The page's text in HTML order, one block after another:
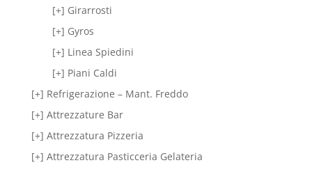
[+] Girarrosti
[+] Gyros
[+] Linea Spiedini
[+] Piani Caldi
[+] Refrigerazione – Mant. Freddo
[+] Attrezzature Bar
[+] Attrezzatura Pizzeria
[+] Attrezzatura Pasticceria Gelateria